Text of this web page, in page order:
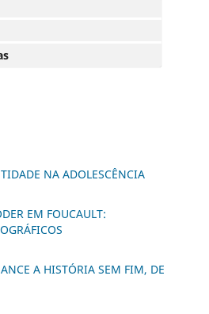
NA ADOLESCÊNCIA
EM FOUCAULT:
A HISTÓRIA SEM FIM, DE